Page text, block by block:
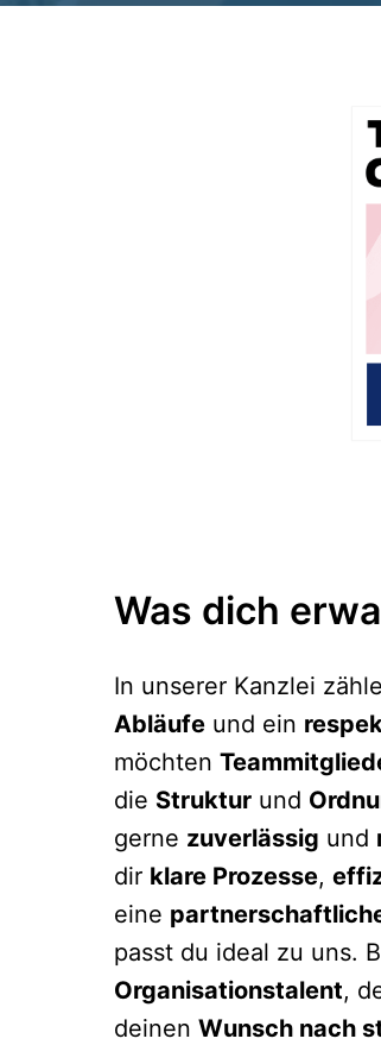
Was dich
In unserer Kanzlei
Abläufe und ein
möchten
die Struktur und
gerne zuverlässig und
dir klare Prozesse,
eine
Organisationstalent,
deinen Wunsch nach